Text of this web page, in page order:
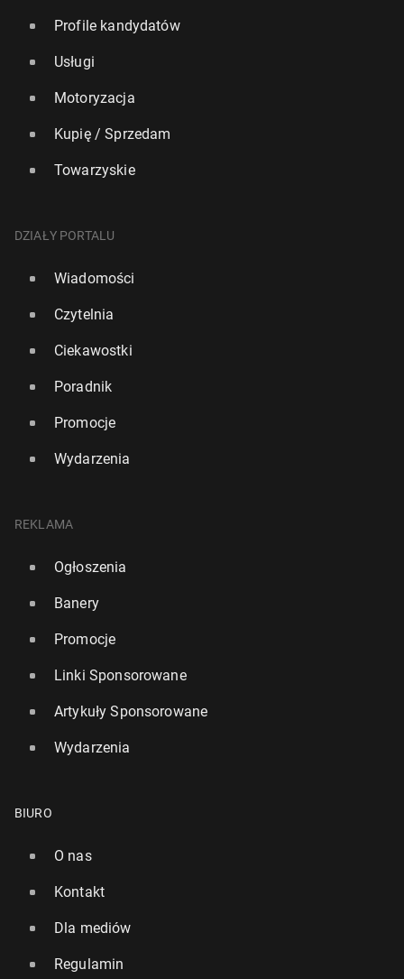
Profile kandydatów
Usługi
Motoryzacja
Kupię / Sprzedam
Towarzyskie
DZIAŁY PORTALU
Wiadomości
Czytelnia
Ciekawostki
Poradnik
Promocje
Wydarzenia
REKLAMA
Ogłoszenia
Banery
Promocje
Linki Sponsorowane
Artykuły Sponsorowane
Wydarzenia
BIURO
O nas
Kontakt
Dla mediów
Regulamin